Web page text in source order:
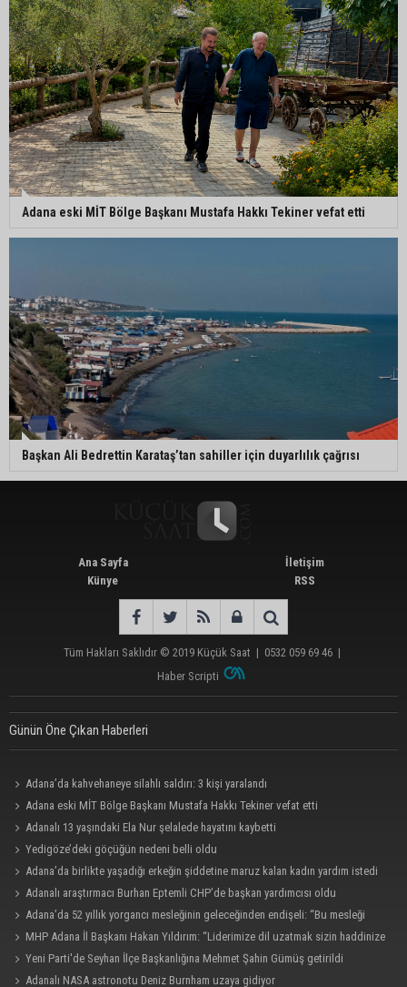
Adana eski MİT Bölge Başkanı Mustafa Hakkı Tekiner vefat etti
Başkan Ali Bedrettin Karataş’tan sahiller için duyarlılık çağrısı
Ana Sayfa
Künye
İletişim
RSS
Tüm Hakları Saklıdır © 2019 Küçük Saat | 0532 059 69 46 |
Haber Scripti
Günün Öne Çıkan Haberleri
Adana’da kahvehaneye silahlı saldırı: 3 kişi yaralandı
Adana eski MİT Bölge Başkanı Mustafa Hakkı Tekiner vefat etti
Adanalı 13 yaşındaki Ela Nur şelalede hayatını kaybetti
Yedigöze’deki göçüğün nedeni belli oldu
Adana’da birlikte yaşadığı erkeğin şiddetine maruz kalan kadın yardım istedi
Adanalı araştırmacı Burhan Eptemli CHP’de başkan yardımcısı oldu
Adana’da 52 yıllık yorgancı mesleğinin geleceğinden endişeli: “Bu mesleği
çocuğuma bile öğretemedim”
MHP Adana İl Başkanı Hakan Yıldırım: “Liderimize dil uzatmak sizin haddinize
değildir”
Yeni Parti'de Seyhan İlçe Başkanlığına Mehmet Şahin Gümüş getirildi
Adanalı NASA astronotu Deniz Burnham uzaya gidiyor